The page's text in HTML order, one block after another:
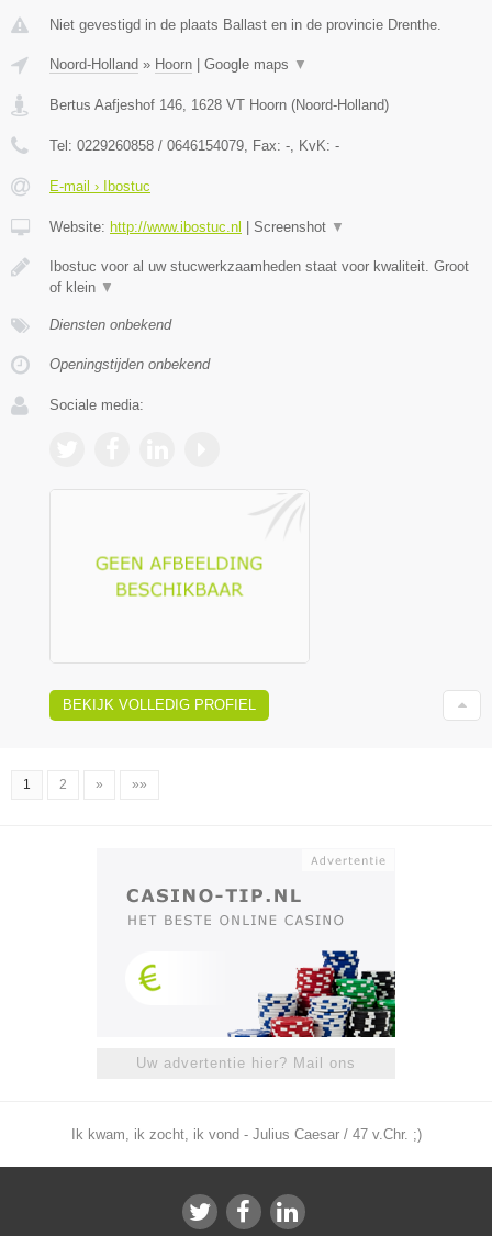
Niet gevestigd in de plaats Ballast en in de provincie Drenthe.
Noord-Holland » Hoorn Google maps ▼
Bertus Aafjeshof 146, 1628 VT Hoorn (Noord-Holland)
Tel: 0229260858 / 0646154079, Fax: -, KvK: -
E-mail › Ibostuc
Website: http://www.ibostuc.nl Screenshot ▼
Ibostuc voor al uw stucwerkzaamheden staat voor kwaliteit. Groot
of klein ▼
Diensten onbekend
Openingstijden onbekend
Sociale media:
BEKIJK VOLLEDIG PROFIEL
1 2 » »»
Uw advertentie hier? Mail ons
Ik kwam, ik zocht, ik vond - Julius Caesar / 47 v.Chr. ;)